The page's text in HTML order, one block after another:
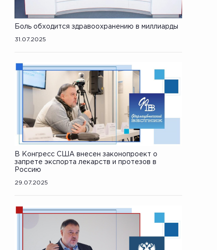
Боль обходится здравоохранению в миллиарды
31.07.2025
В Конгресс США внесен законопроект о
запрете экспорта лекарств и протезов в
Россию
29.07.2025